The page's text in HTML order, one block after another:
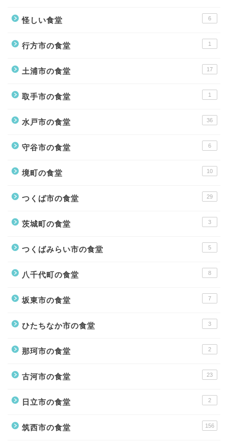
怪しい食堂 6
行方市の食堂 1
土浦市の食堂 17
取手市の食堂 1
水戸市の食堂 36
守谷市の食堂 6
境町の食堂 10
つくば市の食堂 29
茨城町の食堂 3
つくばみらい市の食堂 5
八千代町の食堂 8
坂東市の食堂 7
ひたちなか市の食堂 3
那珂市の食堂 2
古河市の食堂 23
日立市の食堂 2
筑西市の食堂 156